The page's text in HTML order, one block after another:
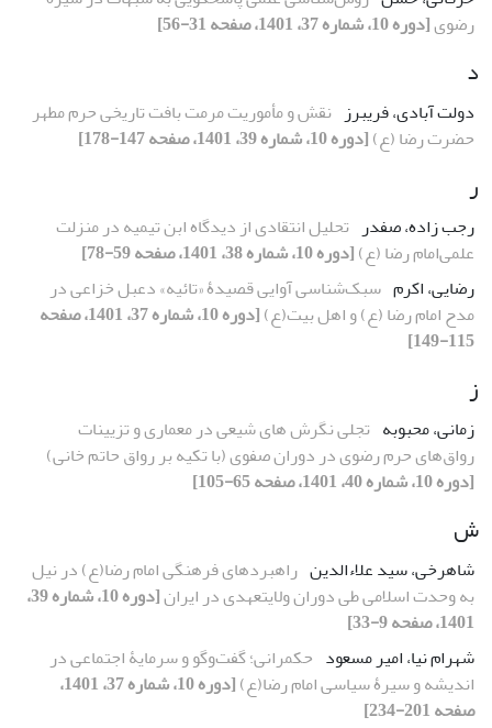
رضوی[دوره 10، شماره 37، 1401، صفحه 31-56]
د
دولت آبادی، فریبرز نقش و مأموریت مرمت بافت تاریخی حرم مطهر
حضرت رضا (ع)[دوره 10، شماره 39، 1401، صفحه 147-178]
ر
رجب زاده، صفدر تحلیل انتقادی از دیدگاه ابن تیمیه در منزلت
علمی‌‌امام رضا (ع)[دوره 10، شماره 38، 1401، صفحه 59-78]
رضایی، اکرم سبک‌شناسی آوایی قصیدۀ «تائیه» دعبل خزاعی در
مدح امام رضا (ع) و اهل بیت(ع)
[دوره 10، شماره 37، 1401، صفحه
115-149]
ز
زمانی، محبوبه تجلی نگرش های شیعی در معماری و تزیینات
رواق‌های حرم رضوی در دوران صفوی (با تکیه بر رواق حاتم خانی)
[دوره 10، شماره 40، 1401، صفحه 65-105]
ش
شاهرخی، سید علاءالدین راهبردهای فرهنگی امام رضا(ع) در نیل
به وحدت اسلامی طی دوران ولایتعهدی در ایران
[دوره 10، شماره 39،
1401، صفحه 9-33]
شهرام نیا، امیر مسعود حکمرانی؛ گفت‌وگو و سرمایۀ اجتماعی در
اندیشه و سیرۀ سیاسی امام رضا(ع)
[دوره 10، شماره 37، 1401،
صفحه 201-234]